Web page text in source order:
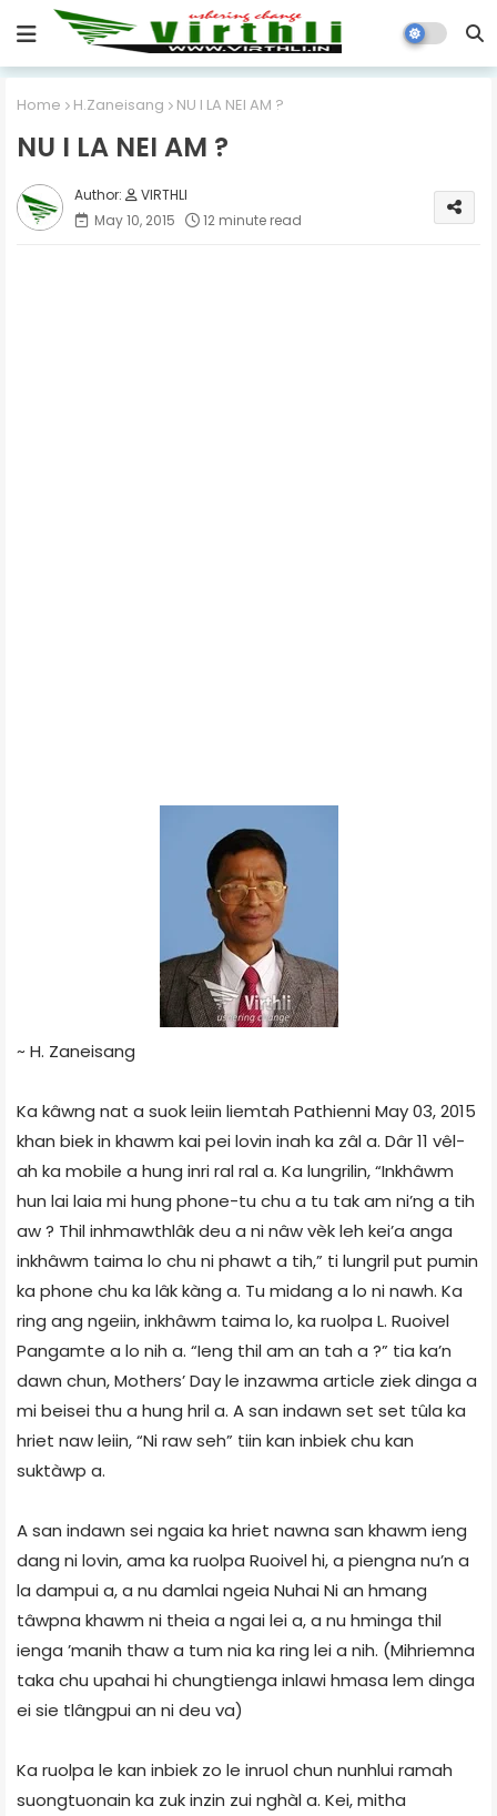
Home H.Zaneisang NU I LA NEI AM ?
NU I LA NEI AM ?
VIRTHLI
May 10, 2015
12 minute read
~ H. Zaneisang
Ka kâwng nat a suok leiin liemtah Pathienni May 03, 2015
khan biek in khawm kai pei lovin inah ka zâl a. Dâr 11 vêl-
ah ka mobile a hung inri ral ral a. Ka lungrilin, “Inkhâwm
hun lai laia mi hung phone-tu chu a tu tak am ni’ng a tih
aw ? Thil inhmawthlâk deu a ni nâw vèk leh kei’a anga
inkhâwm taima lo chu ni phawt a tih,” ti lungril put pumin
ka phone chu ka lâk kàng a. Tu midang a lo ni nawh. Ka
ring ang ngeiin, inkhâwm taima lo, ka ruolpa L. Ruoivel
Pangamte a lo nih a. “Ieng thil am an tah a ?” tia ka’n
dawn chun, Mothers’ Day le inzawma article ziek dinga a
mi beisei thu a hung hril a. A san indawn set set tûla ka
hriet naw leiin, “Ni raw seh” tiin kan inbiek chu kan
suktàwp a.
A san indawn sei ngaia ka hriet nawna san khawm ieng
dang ni lovin, ama ka ruolpa Ruoivel hi, a piengna nu’n a
la dampui a, a nu damlai ngeia Nuhai Ni an hmang
tâwpna khawm ni theia a ngai lei a, a nu hminga thil
ienga ’manih thaw a tum nia ka ring lei a nih. (Mihriemna
taka chu upahai hi chungtienga inlawi hmasa lem dinga
ei sie tlângpui an ni deu va)
Ka ruolpa le kan inbiek zo le inruol chun nunhlui ramah
suongtuonain ka zuk inzin zui nghàl a. Kei, mitha